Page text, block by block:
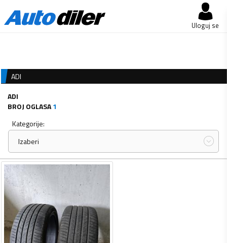
Uloguj se
ADI
ADI
BROJ OGLASA1
Kategorije:
Izaberi